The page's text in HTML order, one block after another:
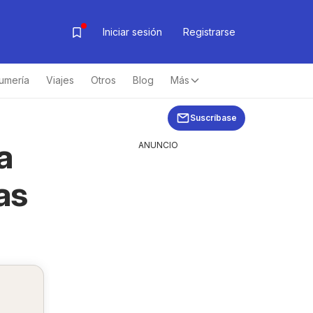
Iniciar sesión Registrarse
Viajes Otros Blog Más
Suscríbase
ANUNCIO